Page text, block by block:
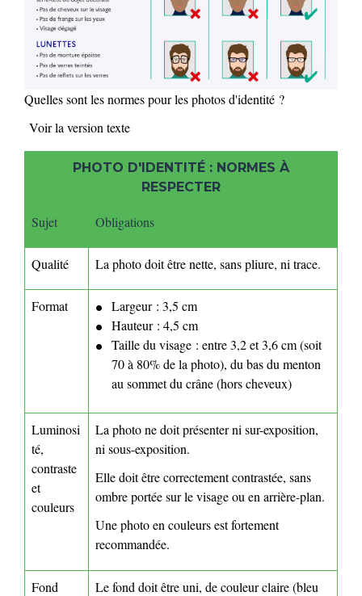
Quelles sont les normes pour les photos d'identité ?
Voir la version texte
PHOTO D'IDENTITÉ : NORMES À
RESPECTER
Sujet Obligations
Qualité La photo doit être nette, sans pliure, ni trace.
Format
Largeur : 3,5 cm
Hauteur : 4,5 cm
Taille du visage : entre 3,2 et 3,6 cm (soit
70 à 80% de la photo), du bas du menton
au sommet du crâne (hors cheveux)
Luminosi
té,
contraste
et
couleurs
La photo ne doit présenter ni sur-exposition,
ni sous-exposition.
Elle doit être correctement contrastée, sans
ombre portée sur le visage ou en arrière-plan.
Une photo en couleurs est fortement
recommandée.
Fond
Le fond doit être uni, de couleur claire (bleu